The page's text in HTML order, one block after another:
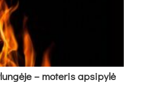
– mo­te­ris ap­si­py­lė